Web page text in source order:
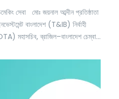
সেবা মোঃ জয়নাল আব্দীন প্রতিষ্ঠাতা
বাংলাদেশ (T&IB) নির্বাহী
মহাসচিব, ব্রাজিল–বাংলাদেশ চেম্বার
বিক্রেতার সংযোগ স্থাপন আর কোনো
ইন্টারন্যাশনাল…